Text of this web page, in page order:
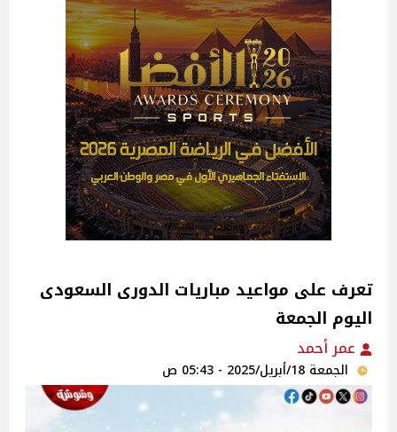
تعرف على مواعيد مباريات الدورى السعودى
اليوم الجمعة
عمر أحمد
الجمعة 18/أبريل/2025 - 05:43 ص